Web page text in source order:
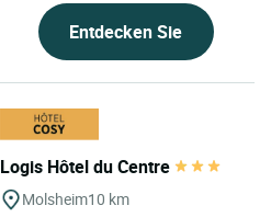
Entdecken Sie
Logis Hôtel du Centre
Molsheim10 km